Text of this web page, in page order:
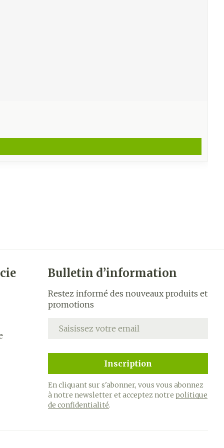
Bulletin d’information
Restez informé des nouveaux produits et
promotions
Adresse mail
Inscription
En cliquant sur s'abonner, vous vous abonnez
à notre newsletter et acceptez notre politique
de confidentialité.